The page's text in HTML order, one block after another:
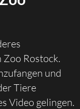
Rostock.
und
Tiere
Video gelingen.